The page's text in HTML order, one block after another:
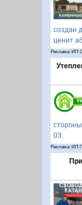
создан
ценит
Реклама: ИП
03.
Реклама: ИП